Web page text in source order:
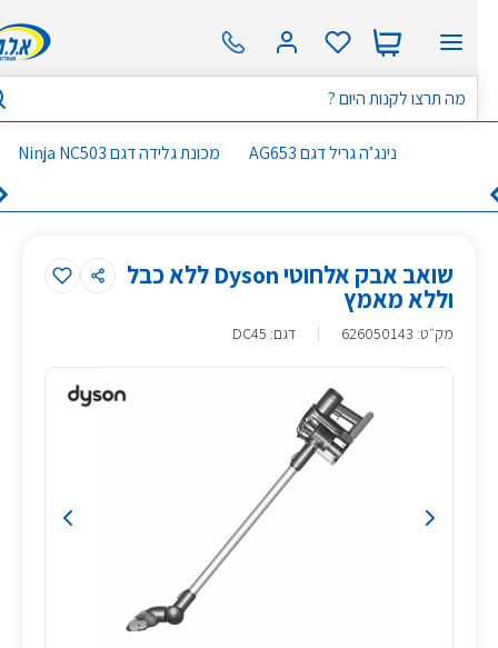
נינג’ה גריל דגם AG653 מכונת גלידה דגם Ninja NC503
שואב אבק אלחוטי Dyson ללא כבל
וללא מאמץ
מק״ט:
626050143 דגם: DC45